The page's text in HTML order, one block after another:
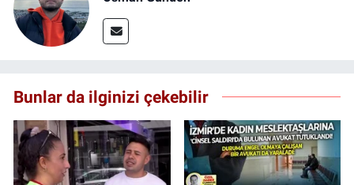
Bunlar da ilginizi çekebilir